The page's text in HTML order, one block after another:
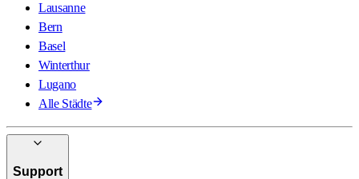
Lausanne
Bern
Basel
Winterthur
Lugano
Alle Städte
Support